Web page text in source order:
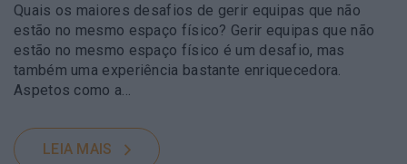
Quais os maiores desafios de gerir equipas que não
estão no mesmo espaço físico? Gerir equipas que não
estão no mesmo espaço físico é um desafio, mas
também uma experiência bastante enriquecedora.
Aspetos como a…
LEIA MAIS